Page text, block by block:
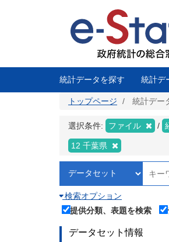
に
統計データを探す 統計デ
トップページ 統計デー
選択条件: ファイル
12 千葉県
検索オプション
提供分類、表題を検索
データセット情報